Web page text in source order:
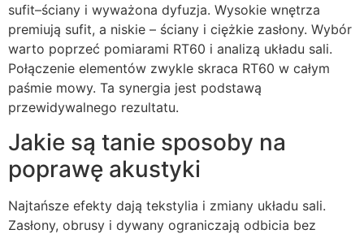
sufit–ściany i wyważona dyfuzja. Wysokie wnętrza
premiują sufit, a niskie – ściany i ciężkie zasłony. Wybór
warto poprzeć pomiarami RT60 i analizą układu sali.
Połączenie elementów zwykle skraca RT60 w całym
paśmie mowy. Ta synergia jest podstawą
przewidywalnego rezultatu.
Jakie są tanie sposoby na
poprawę akustyki
Najtańsze efekty dają tekstylia i zmiany układu sali.
Zasłony, obrusy i dywany ograniczają odbicia bez